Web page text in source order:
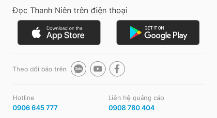
Đọc Thanh Niên trên điện thoại
Theo dõi báo trên
Hotline
0906 645 777
Liên hệ quảng cáo
0908 780 404